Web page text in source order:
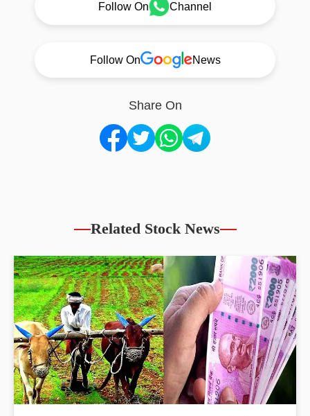
Follow On Channel
Follow On News
Share On
Related Stock News